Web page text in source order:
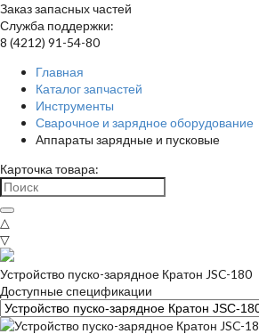
Заказ запасных частей
Служба поддержки:
8 (4212) 91-54-80
Главная
Каталог запчастей
Инструменты
Сварочное и зарядное оборудование
Аппараты зарядные и пусковые
Карточка товара:
△
▽
Устройство пуско-зарядное Кратон JSC-180
Доступные спецификации